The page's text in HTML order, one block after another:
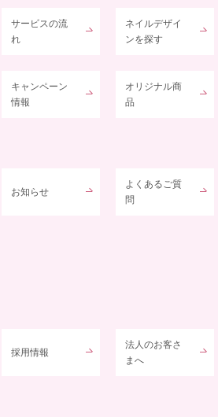
サービスの流
れ
ネイルデザイ
ンを探す
キャンペーン
情報
オリジナル商
品
お知らせ
よくあるご質
問
採用情報
法人のお客さ
まへ